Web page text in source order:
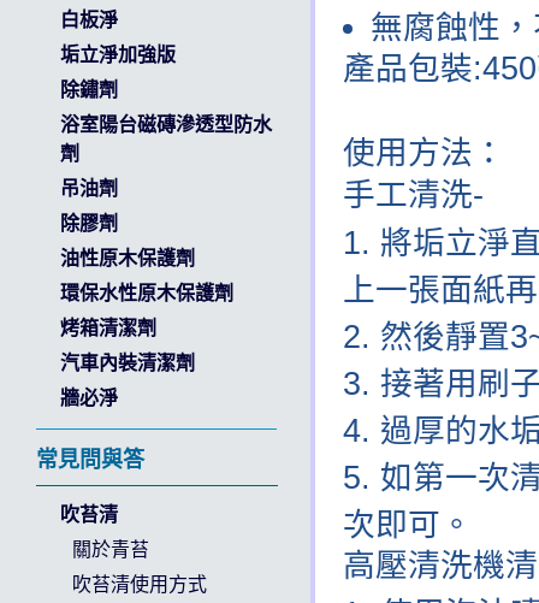
白板淨
垢立淨加強版
除鏽劑
浴室陽台磁磚滲透型防水
劑
吊油劑
除膠劑
油性原木保護劑
環保水性原木保護劑
烤箱清潔劑
汽車內裝清潔劑
牆必淨
常見問與答
吹苔清
關於青苔
吹苔清使用方式
無腐蝕性
產品包裝
使用方法：
手工清洗-
將垢立淨
上一張面紙
然後靜置
接著用刷
過厚的水
如第一次
次即可。
高壓清洗機